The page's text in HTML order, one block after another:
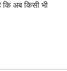
अब किसी भी